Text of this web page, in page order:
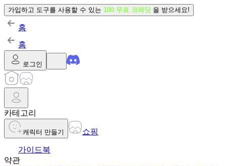
가입하고 도구를 사용할 수 있는 100 무료 크레딧 을 받으세요!
홈
홈
로그인
카테고리
캐릭터 만들기 쇼핑
가이드북
약관